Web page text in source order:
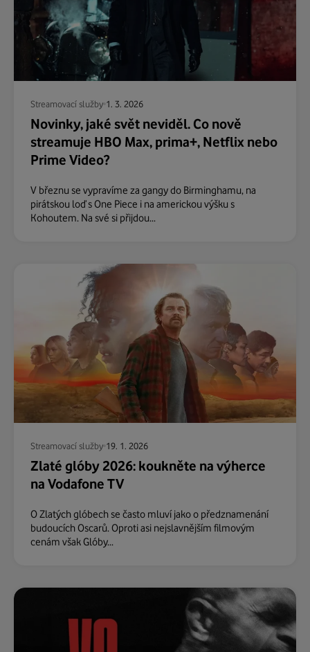
Streamovací služby 1. 3. 2026
Novinky, jaké svět neviděl. Co nově
streamuje HBO Max, prima+, Netflix nebo
Prime Video?
V březnu se vypravíme za gangy do Birminghamu, na
pirátskou loď s One Piece i na americkou výšku s
Kohoutem. Na své si přijdou...
Streamovací služby 19. 1. 2026
Zlaté glóby 2026: koukněte na výherce
na Vodafone TV
O Zlatých glóbech se často mluví jako o předznamenání
budoucích Oscarů. Oproti asi nejslavnějším filmovým
cenám však Glóby...